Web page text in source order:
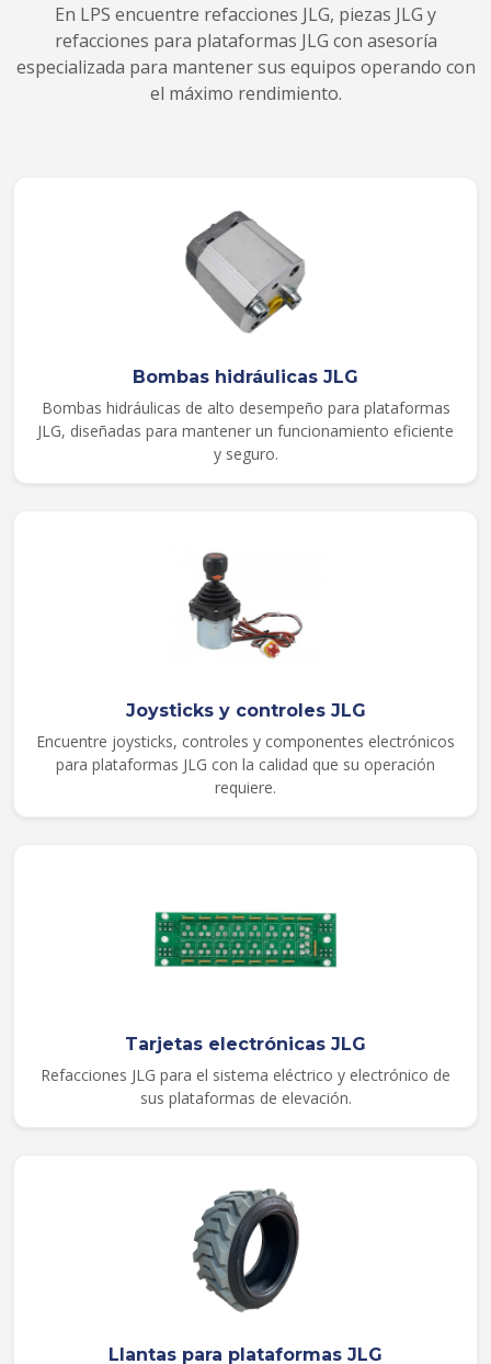
En LPS encuentre refacciones JLG, piezas JLG y
refacciones para plataformas JLG con asesoría
especializada para mantener sus equipos operando con
el máximo rendimiento.
Bombas hidráulicas JLG
Bombas hidráulicas de alto desempeño para plataformas
JLG, diseñadas para mantener un funcionamiento eficiente
y seguro.
Joysticks y controles JLG
Encuentre joysticks, controles y componentes electrónicos
para plataformas JLG con la calidad que su operación
requiere.
Tarjetas electrónicas JLG
Refacciones JLG para el sistema eléctrico y electrónico de
sus plataformas de elevación.
Llantas para plataformas JLG